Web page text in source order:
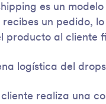
es un
recibes un pedido,
producto al cliente
logística del
cliente realiza una